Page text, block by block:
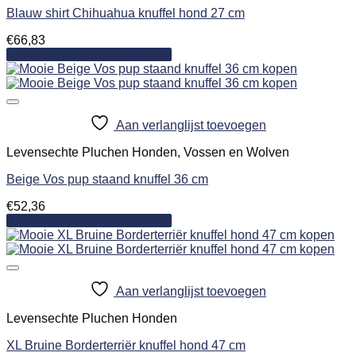
Blauw shirt Chihuahua knuffel hond 27 cm
€66,83
Aan verlanglijst toevoegen
Levensechte Pluchen Honden, Vossen en Wolven
Beige Vos pup staand knuffel 36 cm
€52,36
Aan verlanglijst toevoegen
Levensechte Pluchen Honden
XL Bruine Borderterriër knuffel hond 47 cm